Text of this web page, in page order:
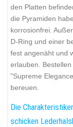
den Platten
die Pyramiden
korrosionfrei.
D-Ring und einer
fest angenäht und
erlauben.
"Supreme
bereuen.
Die
schicken